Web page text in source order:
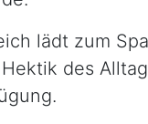
lädt zum
des